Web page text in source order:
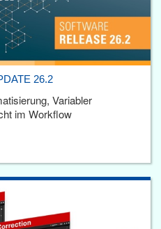
26.2
Variabler
im Workflow